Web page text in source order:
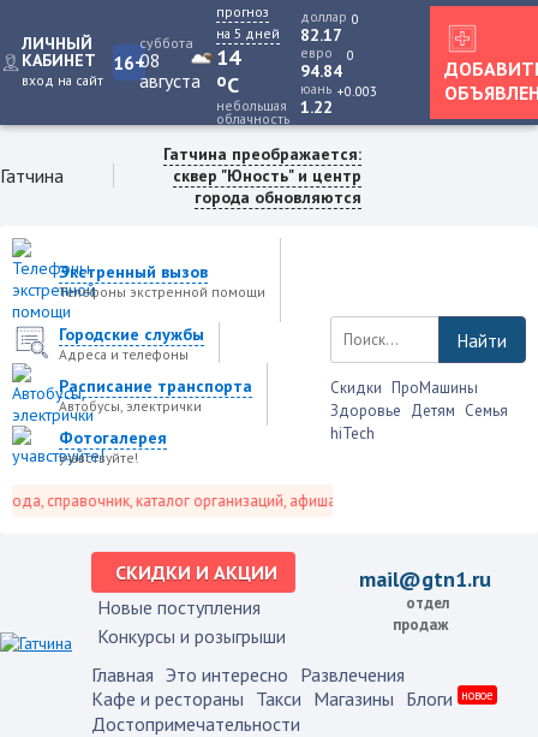
ЛИЧНЫЙ
КАБИНЕТ
вход на сайт
16+
суббота
08
августа
прогноз
на 5 дней
14
oC
небольшая
облачность
доллар
82.17
0
евро
94.84
0
юань
1.22
+0.003
Гатчина
Гатчина преображается:
сквер "Юность" и центр
города обновляются
Экстренный вызов
Телефоны экстренной помощи
Городские службы
Адреса и телефоны
Расписание транспорта
Автобусы, электрички
Фотогалерея
учавствуйте!
справочник, каталог организаций, афиша событий и не только это.
Найти
Скидки ПроМашины
Здоровье Детям Семья
hiTech
СКИДКИ И АКЦИИ
Новые поступления
Конкурсы и розыгрыши
mail@gtn1.ru
отдел
продаж
Главная Это интересно Развлечения
Кафе и рестораны Такси Магазины Блоги новое
Достопримечательности